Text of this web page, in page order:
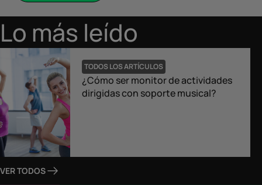
Lo más leído
TODOS LOS ARTÍCULOS
¿Cómo ser monitor de actividades
dirigidas con soporte musical?
VER TODOS